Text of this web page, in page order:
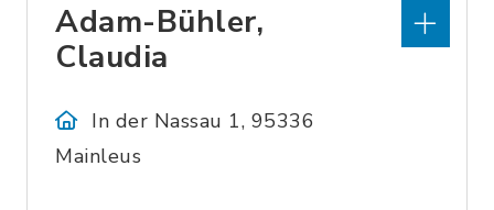
Adam-Bühler,
Claudia
In der Nassau 1, 95336
Mainleus